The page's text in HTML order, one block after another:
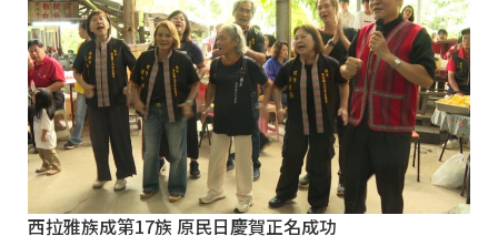
西拉雅族成第17族 原民日慶賀正名成功